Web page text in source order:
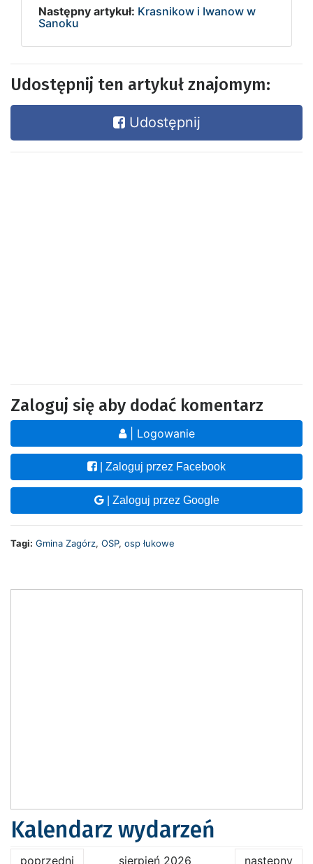
Następny artykuł: Krasnikow i Iwanow w
Sanoku
Udostępnij ten artykuł znajomym:
Udostępnij
Zaloguj się aby dodać komentarz
| Logowanie
| Zaloguj przez Facebook
| Zaloguj przez Google
Tagi: Gmina Zagórz, OSP, osp łukowe
Kalendarz wydarzeń
poprzedni sierpień 2026 następny